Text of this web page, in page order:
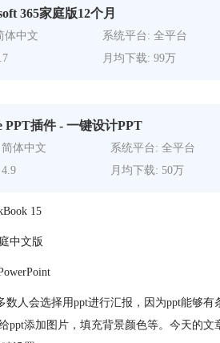
365家庭版12个月
体中文
系统平台: 全平台
月均下载: 99万
PPT插件 - 一键设计PPT
体中文
系统平台: 全平台
月均下载: 50万
15
中文版
数人会选择用ppt进行汇报，因为ppt能够
ppt添加图片，填充背景颜色等。今天的